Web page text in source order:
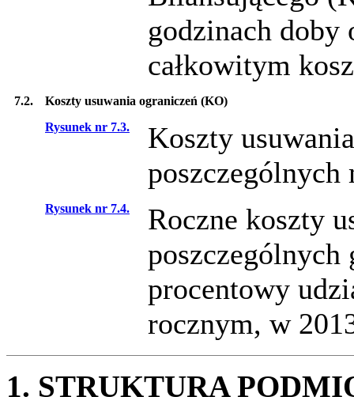
godzinach doby
całkowitym
7.2.
Koszty usuwania ograniczeń (KO)
Rysunek nr 7.3.
Koszty
poszczególnych
Rysunek nr 7.4.
Roczne koszty
poszczególnych
procentowy
rocznym, w
1. STRUKTURA